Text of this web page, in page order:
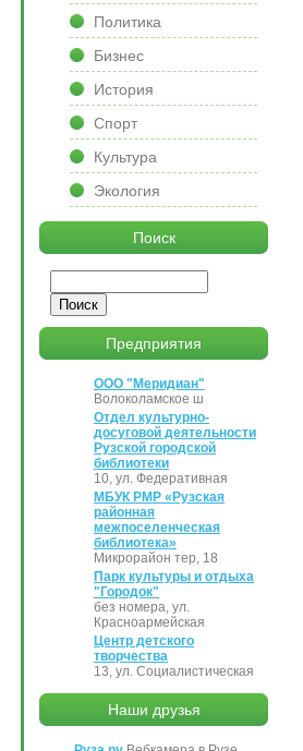
Политика
Бизнес
История
Спорт
Культура
Экология
Поиск
Предприятия
ООО "Меридиан"
Волоколамское ш
Отдел культурно-
досуговой деятельности
Рузской городской
библиотеки
10, ул. Федеративная
МБУК РМР «Рузская
районная
межпоселенческая
библиотека»
Микрорайон тер, 18
Парк культуры и отдыха
"Городок"
без номера, ул.
Красноармейская
Центр детского
творчества
13, ул. Социалистическая
Наши друзья